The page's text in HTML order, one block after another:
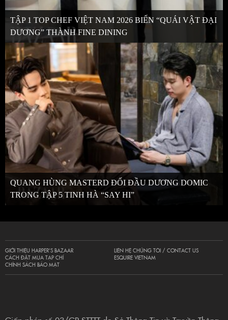
TẬP 1 TOP CHEF VIỆT NAM 2026 BIẾN “QUÁI VẬT ĐẠI
DƯƠNG” THÀNH FINE DINING
QUANG HÙNG MASTERD ĐỐI ĐẦU DƯƠNG DOMIC
TRONG TẬP 5 TINH HÀ “SAY HI”
GIỚI THIỆU HARPER’S BAZAAR
CÁCH ĐẶT MUA TẠP CHÍ
CHÍNH SÁCH BẢO MẬT
LIÊN HỆ CHÚNG TÔI / CONTACT US
ESQUIRE VIETNAM